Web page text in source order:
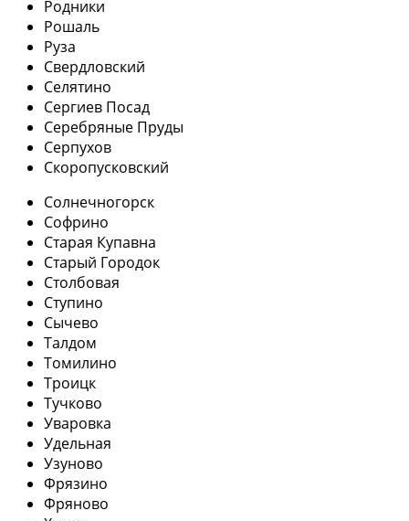
Родники
Рошаль
Руза
Свердловский
Селятино
Сергиев Посад
Серебряные Пруды
Серпухов
Скоропусковский
Солнечногорск
Софрино
Старая Купавна
Старый Городок
Столбовая
Ступино
Сычево
Талдом
Томилино
Троицк
Тучково
Уваровка
Удельная
Узуново
Фрязино
Фряново